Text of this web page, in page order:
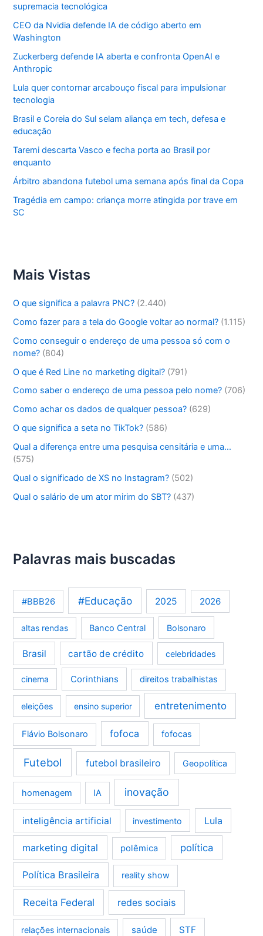
supremacia tecnológica
CEO da Nvidia defende IA de código aberto em
Washington
Zuckerberg defende IA aberta e confronta OpenAI e
Anthropic
Lula quer contornar arcabouço fiscal para impulsionar
tecnologia
Brasil e Coreia do Sul selam aliança em tech, defesa e
educação
Taremi descarta Vasco e fecha porta ao Brasil por
enquanto
Árbitro abandona futebol uma semana após final da Copa
Tragédia em campo: criança morre atingida por trave em
SC
Mais Vistas
O que significa a palavra PNC? (2.440)
Como fazer para a tela do Google voltar ao normal? (1.115)
Como conseguir o endereço de uma pessoa só com o
nome? (804)
O que é Red Line no marketing digital? (791)
Como saber o endereço de uma pessoa pelo nome? (706)
Como achar os dados de qualquer pessoa? (629)
O que significa a seta no TikTok? (586)
Qual a diferença entre uma pesquisa censitária e uma…
(575)
Qual o significado de XS no Instagram? (502)
Qual o salário de um ator mirim do SBT? (437)
Palavras mais buscadas
#BBB26 #Educação 2025 2026
altas rendas Banco Central Bolsonaro
Brasil cartão de crédito celebridades
cinema Corinthians direitos trabalhistas
eleições ensino superior entretenimento
Flávio Bolsonaro fofoca fofocas
Futebol futebol brasileiro Geopolítica
homenagem IA inovação
inteligência artificial investimento Lula
marketing digital polêmica política
Política Brasileira reality show
Receita Federal redes sociais
relações internacionais saúde STF